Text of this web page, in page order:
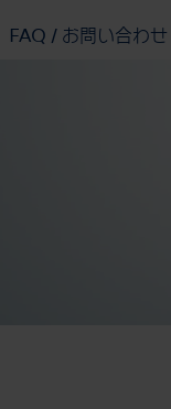
FAQ / お問い合わせ